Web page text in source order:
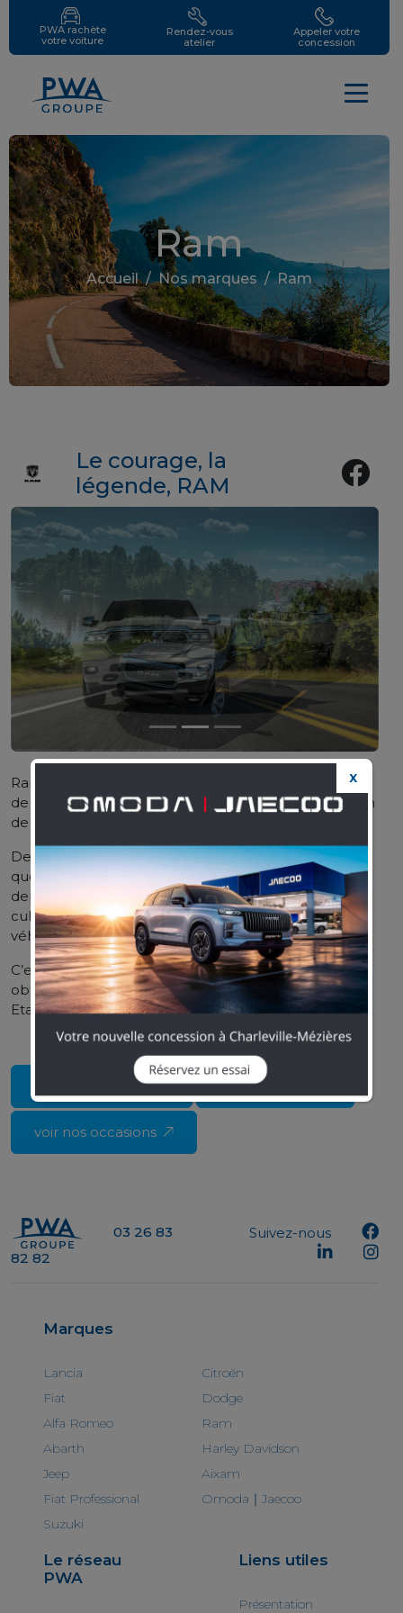
PWA rachète
votre voiture
Rendez-vous
atelier
Appeler votre
concession
Ram
Accueil/Nos marques /Ram
Le courage, la
légende, RAM
Ram Trucks est une marque automobile américaine
de véhicules utilitaires, spécialisée dans la conception
de pick-ups basés sur l’architecture du Dodge Ram.
Depuis 2011, la marque s’affirme maintenant en tant
que marque séparée de Dodge. Ram a peu évolué
depuis sa création, mais reste l’emblème de la
culture américaine adepte d’impressionnant
véhicules et de moteur à la hauteur de ses origines.
C’est la première et seule marque de camion à avoir
obtenu la première place pour sa qualité initiale aux
Etats-Unis selon J.D. POWER.
Site constructeur configurateur
voir nos occasions
03 26 83
82 82
Suivez-nous
Marques
Lancia
Fiat
Alfa Romeo
Abarth
Jeep
Fiat Professional
Suzuki
Citroën
Dodge
Ram
Harley Davidson
Aixam
Omoda｜Jaecoo
Le réseau
PWA
Liens utiles
Présentation
X